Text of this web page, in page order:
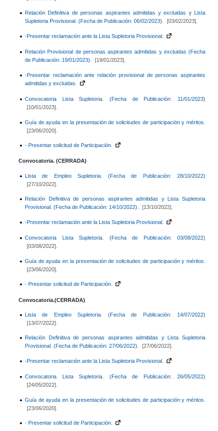
Relación Definitiva de personas aspirantes admitidas y excluidas y Lista
Supletoria Provisional. (Fecha de Publicación: 06/02/2023).
[03/02/2023].
-Presentar reclamación ante la Lista Supletoria Provisional.
Relación Provisional de personas aspirantes admitidas y excluidas (Fecha
de Publicación: 19/01/2023).
[19/01/2023].
-Presentar reclamación ante relación provisional de personas aspirantes
admitidas y excluidas.
Convocatoria Lista Supletoria. (Fecha de Publicación: 11/01/2023)
[10/01/2023].
Guía de ayuda en la presentación de solicitudes de participación y méritos.
[23/06/2020].
- Presentar solicitud de Participación.
Convocatoria. (CERRADA)
Lista de Empleo Supletoria. (Fecha de Publicación: 28/10/2022)
[27/10/2022].
Relación Definitiva de personas aspirantes admitidas y Lista Supletoria
Provisional. (Fecha de Publicación: 14/10/2022).
[13/10/2022].
-Presentar reclamación ante la Lista Supletoria Provisional.
Convocatoria Lista Supletoria. (Fecha de Publicación: 03/08/2022)
[03/08/2022].
Guía de ayuda en la presentación de solicitudes de participación y méritos.
[23/06/2020].
- Presentar solicitud de Participación.
Convocatoria.(CERRADA)
Lista de Empleo Supletoria. (Fecha de Publicación: 14/07/2022)
[13/07/2022].
Relación Definitiva de personas aspirantes admitidas y Lista Supletoria
Provisional. (Fecha de Publicación: 27/06/2022).
[27/06/2022].
-Presentar reclamación ante la Lista Supletoria Provisional.
Convocatoria Lista Supletoria. (Fecha de Publicación: 26/05/2022)
[24/05/2022].
Guía de ayuda en la presentación de solicitudes de participación y méritos.
[23/06/2020].
- Presentar solicitud de Participación.